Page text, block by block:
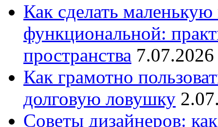
Как сделать
функциональной:
пространства
Как грамотно
долговую ловушку
Советы дизайнеров: